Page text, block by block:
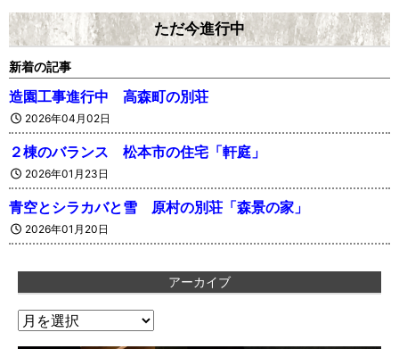
ただ今進行中
新着の記事
造園工事進行中 高森町の別荘
2026年04月02日
２棟のバランス 松本市の住宅「軒庭」
2026年01月23日
青空とシラカバと雪 原村の別荘「森景の家」
2026年01月20日
アーカイブ
ア